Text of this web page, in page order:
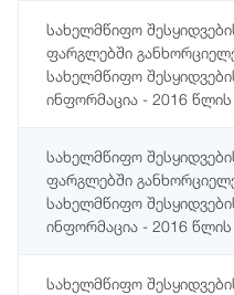
სახელმწიფო
ფარგლებში
სახელმწიფო
ინფორმაცია - 2016
სახელმწიფო
ფარგლებში
სახელმწიფო
ინფორმაცია - 2016
სახელმწიფო